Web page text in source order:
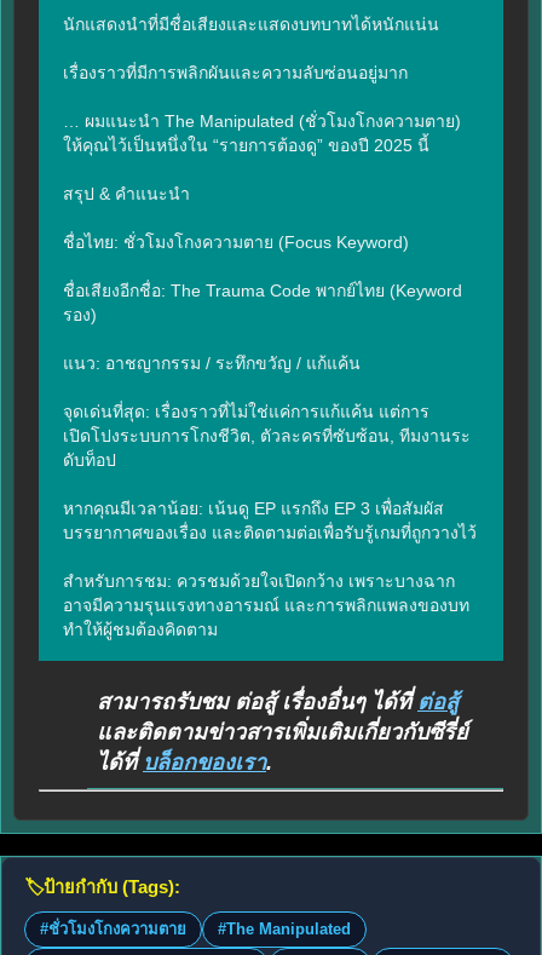
นักแสดงนำที่มีชื่อเสียงและแสดงบทบาทได้หนักแน่น
เรื่องราวที่มีการพลิกผันและความลับซ่อนอยู่มาก
… ผมแนะนำ The Manipulated (ชั่วโมงโกงความตาย)
ให้คุณไว้เป็นหนึ่งใน “รายการต้องดู” ของปี 2025 นี้
สรุป & คำแนะนำ
ชื่อไทย: ชั่วโมงโกงความตาย (Focus Keyword)
ชื่อเสียงอีกชื่อ: The Trauma Code พากย์ไทย (Keyword
รอง)
แนว: อาชญากรรม / ระทึกขวัญ / แก้แค้น
จุดเด่นที่สุด: เรื่องราวที่ไม่ใช่แค่การแก้แค้น แต่การ
เปิดโปงระบบการโกงชีวิต, ตัวละครที่ซับซ้อน, ทีมงานระ
ดับท็อป
หากคุณมีเวลาน้อย: เน้นดู EP แรกถึง EP 3 เพื่อสัมผัส
บรรยากาศของเรื่อง และติดตามต่อเพื่อรับรู้เกมที่ถูกวางไว้
สำหรับการชม: ควรชมด้วยใจเปิดกว้าง เพราะบางฉาก
อาจมีความรุนแรงทางอารมณ์ และการพลิกแพลงของบท
ทำให้ผู้ชมต้องคิดตาม
สามารถรับชม ต่อสู้ เรื่องอื่นๆ ได้ที่ ต่อสู้
และติดตามข่าวสารเพิ่มเติมเกี่ยวกับซีรี่ย์
ได้ที่ บล็อกของเรา.
🏷️ป้ายกำกับ (Tags):
#ชั่วโมงโกงความตาย
#The Manipulated